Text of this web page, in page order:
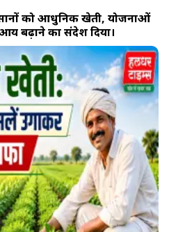
को आधुनिक खेती, योजनाओं
बढ़ाने का संदेश दिया।